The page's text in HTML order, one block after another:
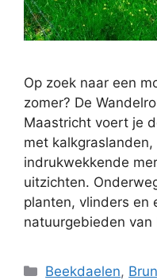
Op zoek naar een
zomer? De
Maastricht voert je
met
indrukwekkende
uitzichten.
planten, vlinders en
natuurgebieden van
Categorieën
Beekdaelen,